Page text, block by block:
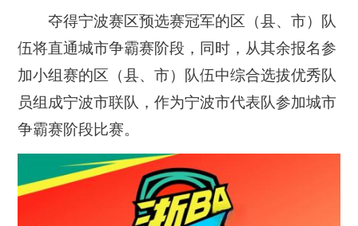
夺得宁波赛区预选赛冠军的区（县、市）队
伍将直通城市争霸赛阶段，同时，从其余报名参
加小组赛的区（县、市）队伍中综合选拔优秀队
员组成宁波市联队，作为宁波市代表队参加城市
争霸赛阶段比赛。